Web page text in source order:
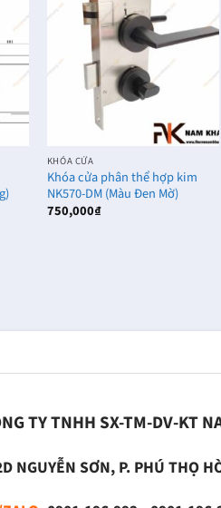
KHÓA CỬA
Khóa cửa phân thể hợp kim
NK570-DM (Màu Đen Mờ)
750,000₫
TY TNHH SX-TM-DV-KT
NGUYỄN SƠN, P. PHÚ THỌ